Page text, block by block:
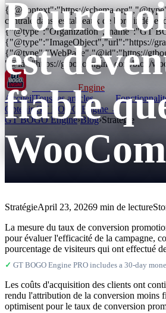
{"@context":"https://
centrale dans les tableaux de bord
{"@type":"Organization","name":"GT
{"@type":"ImageObject","url":"https://
{"@type":"WebPage","@id":"https://
"@id":"https://gtbogoengine.com/blog/
Engine
AccueilTous les articles
Obtenir GT BOGO Engine →
GT BOGO Engine›Blog›Stratégie
est
fiable
StratégieApril 23, 20269 min de lecture
La mesure du taux de conversion
pour évaluer l'efficacité de la campagne,
pourcentage de visiteurs qui ont effectué
✓ GT BOGO Engine PRO includes a 30-day
Les coûts d'acquisition des clients ont
rendu l'attribution de la conversion moins
optimisent pour le taux de conversion